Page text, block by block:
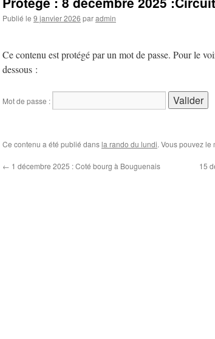
Publié le 9 janvier 2026 paradmin
Ce contenu est protégé par un mot de passe. Pour le
dessous :
Mot de passe :
Ce contenu a été publié dansla rando du lundi. Vous pouvez le
← 1 décembre 2025 : Coté bourg à Bouguenais
15